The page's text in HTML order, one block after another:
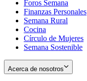
window
Foros Semana
Finanzas Personales
Semana Rural
Cocina
Círculo de Mujeres
Semana Sostenible
Acerca de nosotros